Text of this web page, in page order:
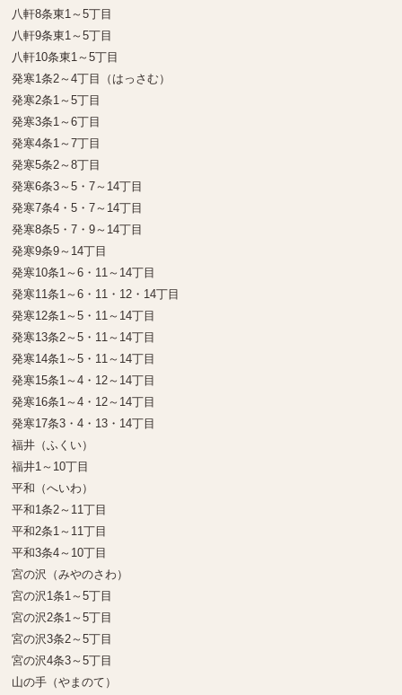
八軒8条東1～5丁目
八軒9条東1～5丁目
八軒10条東1～5丁目
発寒1条2～4丁目（はっさむ）
発寒2条1～5丁目
発寒3条1～6丁目
発寒4条1～7丁目
発寒5条2～8丁目
発寒6条3～5・7～14丁目
発寒7条4・5・7～14丁目
発寒8条5・7・9～14丁目
発寒9条9～14丁目
発寒10条1～6・11～14丁目
発寒11条1～6・11・12・14丁目
発寒12条1～5・11～14丁目
発寒13条2～5・11～14丁目
発寒14条1～5・11～14丁目
発寒15条1～4・12～14丁目
発寒16条1～4・12～14丁目
発寒17条3・4・13・14丁目
福井（ふくい）
福井1～10丁目
平和（へいわ）
平和1条2～11丁目
平和2条1～11丁目
平和3条4～10丁目
宮の沢（みやのさわ）
宮の沢1条1～5丁目
宮の沢2条1～5丁目
宮の沢3条2～5丁目
宮の沢4条3～5丁目
山の手（やまのて）